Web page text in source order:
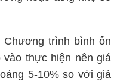
trình bình ổn
thực hiện nên giá
5-10% so với giá